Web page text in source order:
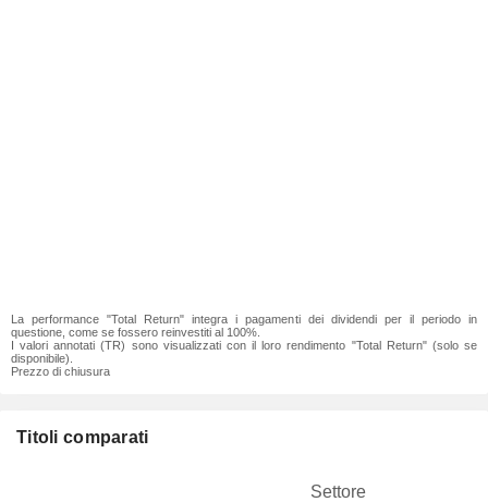
La performance "Total Return" integra i pagamenti dei dividendi per il periodo in
questione, come se fossero reinvestiti al 100%.
I valori annotati (TR) sono visualizzati con il loro rendimento "Total Return" (solo se
disponibile).
Prezzo di chiusura
Titoli comparati
Settore